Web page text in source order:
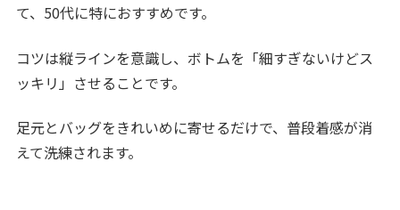
て、50代に特におすすめです。
コツは縦ラインを意識し、ボトムを「細すぎないけどス
ッキリ」させることです。
足元とバッグをきれいめに寄せるだけで、普段着感が消
えて洗練されます。